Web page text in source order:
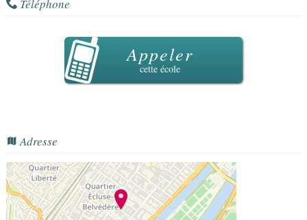
Téléphone
Appeler
cette école
Adresse